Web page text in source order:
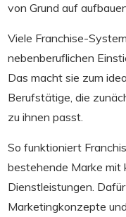
von Grund auf
Viele Franchise-
nebenberuflichen
Das macht sie zum
Berufstätige, die
zu ihnen passt.
So funktioniert
bestehende Marke mit
Dienstleistungen.
Marketingkonzepte